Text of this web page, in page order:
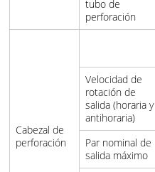
tubo de
perforación
Cabezal de
perforación
Velocidad de
rotación de
salida (horaria y
antihoraria)
Par nominal de
salida máximo